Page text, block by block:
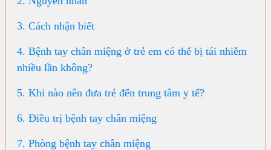
3. Cách nhận biết
4. Bệnh tay chân miệng ở trẻ em có thể bị tái nhiễm
nhiều lần không?
5. Khi nào nên đưa trẻ đến trung tâm y tế?
6. Điều trị bệnh tay chân miệng
7. Phòng bệnh tay chân miệng